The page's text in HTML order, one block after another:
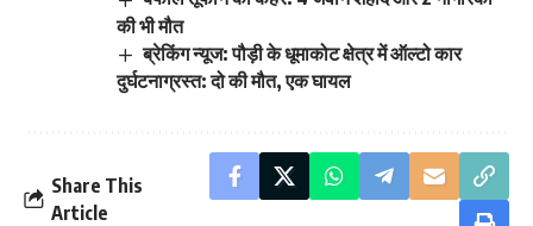
की भी मौत
ब्रेकिंग न्यूज: पौड़ी के धूमाकोट क्षेत्र में ऑल्टो कार
दुर्घटनाग्रस्त: दो की मौत, एक घायल
Share This
Article